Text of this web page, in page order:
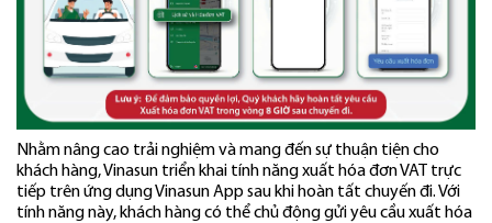
Nhằm nâng cao trải nghiệm và mang đến sự thuận tiện cho
khách hàng, Vinasun triển khai tính năng xuất hóa đơn VAT trực
tiếp trên ứng dụng Vinasun App sau khi hoàn tất chuyến đi. Với
tính năng này, khách hàng có thể chủ động gửi yêu cầu xuất hóa